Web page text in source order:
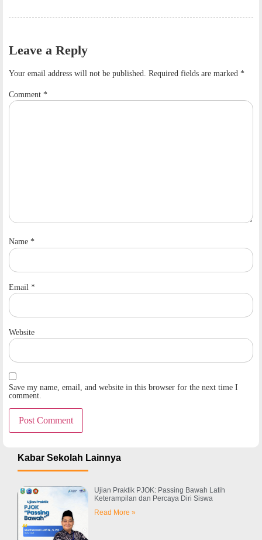
Leave a Reply
Your email address will not be published. Required fields are marked *
Comment *
Name *
Email *
Website
Save my name, email, and website in this browser for the next time I
comment.
Kabar Sekolah Lainnya
Ujian Praktik PJOK: Passing Bawah Latih
Keterampilan dan Percaya Diri Siswa
Read More »